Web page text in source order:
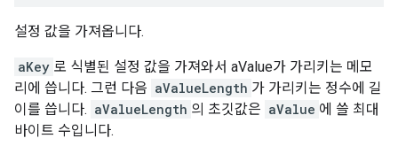
설정 값을 가져옵니다.
aKey 로 식별된 설정 값을 가져와서 aValue가 가리키는 메모
리에 씁니다. 그런 다음 aValueLength 가 가리키는 정수에 길
이를 씁니다. aValueLength 의 초깃값은 aValue 에 쓸 최대
바이트 수입니다.